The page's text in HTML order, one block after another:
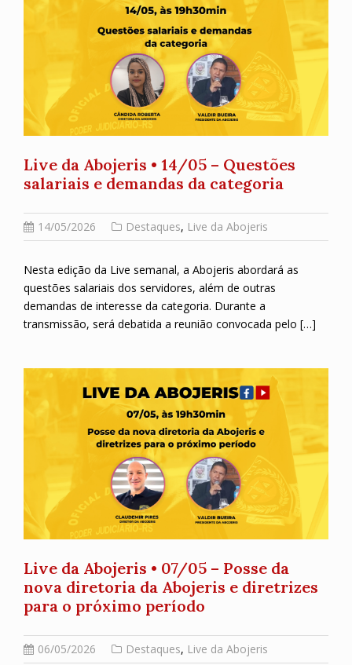
Live da Abojeris • 14/05 – Questões
salariais e demandas da categoria
14/05/2026 Destaques, Live da Abojeris
Nesta edição da Live semanal, a Abojeris abordará as
questões salariais dos servidores, além de outras
demandas de interesse da categoria. Durante a
transmissão, será debatida a reunião convocada pelo […]
Live da Abojeris • 07/05 – Posse da
nova diretoria da Abojeris e diretrizes
para o próximo período
06/05/2026 Destaques, Live da Abojeris